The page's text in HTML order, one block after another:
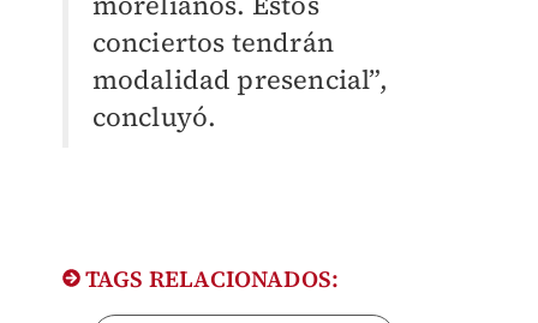
conciertos tendrán
modalidad presencial”,
concluyó.
TAGS RELACIONADOS: